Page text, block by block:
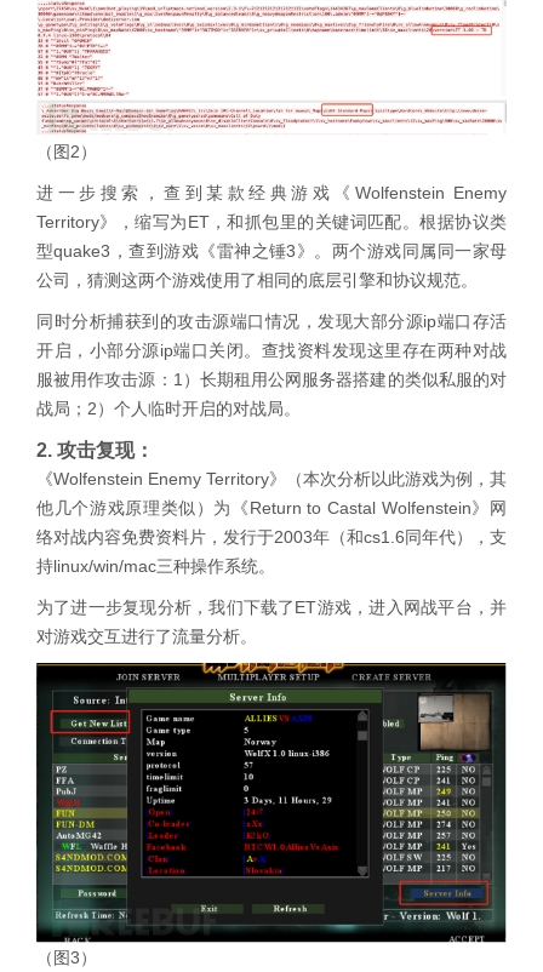
（图2）
进一步搜索，查到某款经典游戏《Wolfenstein Enemy
Territory》，缩写为ET，和抓包里的关键词匹配。根据协议类
型quake3，查到游戏《雷神之锤3》。两个游戏同属同一家母
公司，猜测这两个游戏使用了相同的底层引擎和协议规范。
同时分析捕获到的攻击源端口情况，发现大部分源ip端口存活
开启，小部分源ip端口关闭。查找资料发现这里存在两种对战
服被用作攻击源：1）长期租用公网服务器搭建的类似私服的对
战局；2）个人临时开启的对战局。
2. 攻击复现：
《Wolfenstein Enemy Territory》（本次分析以此游戏为例，其
他几个游戏原理类似）为《Return to Castal Wolfenstein》网
络对战内容免费资料片，发行于2003年（和cs1.6同年代），支
持linux/win/mac三种操作系统。
为了进一步复现分析，我们下载了ET游戏，进入网战平台，并
对游戏交互进行了流量分析。
（图3）